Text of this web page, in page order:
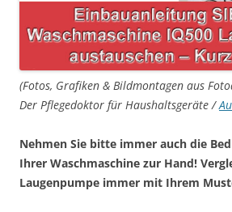
(Fotos, Grafiken & Bildmontagen aus
Der Pflegedoktor für Haushaltsgeräte /
Nehmen Sie bitte immer auch die
Ihrer Waschmaschine zur Hand!
Laugenpumpe immer mit Ihrem